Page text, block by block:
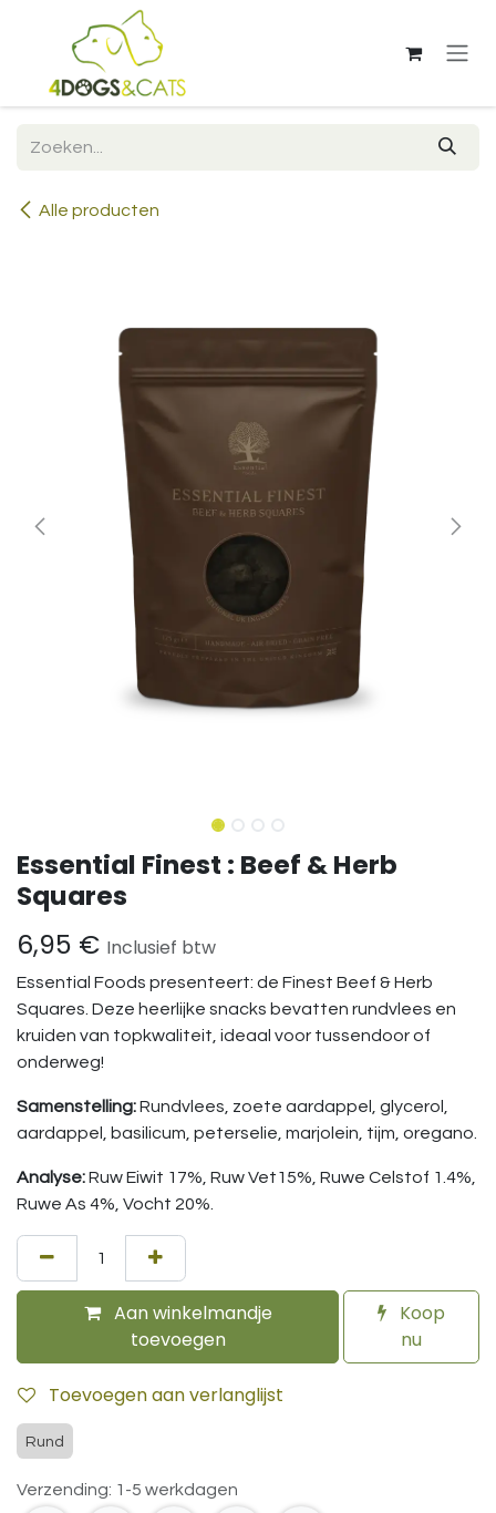
Overslaan naar inhoud
Alle producten
Essential Finest : Beef & Herb
Squares
6,95 € Inclusief btw
Essential Foods presenteert: de Finest Beef & Herb
Squares. Deze heerlijke snacks bevatten rundvlees en
kruiden van topkwaliteit, ideaal voor tussendoor of
onderweg!
Samenstelling:Rundvlees, zoete aardappel, glycerol,
aardappel, basilicum, peterselie, marjolein, tijm, oregano.
Analyse:Ruw Eiwit 17%, Ruw Vet15%, Ruwe Celstof 1.4%,
Ruwe As 4%, Vocht 20%.
Aan winkelmandje
toevoegen
Koop
nu
Toevoegen aan verlanglijst
Rund
Verzending: 1-5 werkdagen